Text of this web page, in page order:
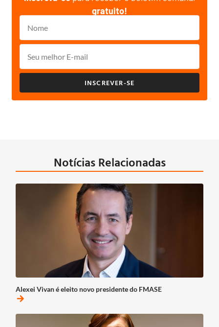
gratuito!
INSCREVER-SE
Notícias Relacionadas
Alexei Vivan é eleito novo presidente do FMASE
arrow_forward